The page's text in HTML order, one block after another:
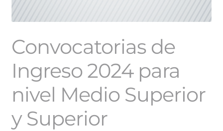
Convocatorias de
Ingreso 2024 para
nivel Medio Superior
y Superior